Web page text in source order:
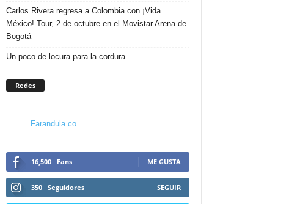
Carlos Rivera regresa a Colombia con ¡Vida
México! Tour, 2 de octubre en el Movistar Arena de
Bogotá
Un poco de locura para la cordura
Redes
Farandula.co
16,500 Fans ME GUSTA
350 Seguidores SEGUIR